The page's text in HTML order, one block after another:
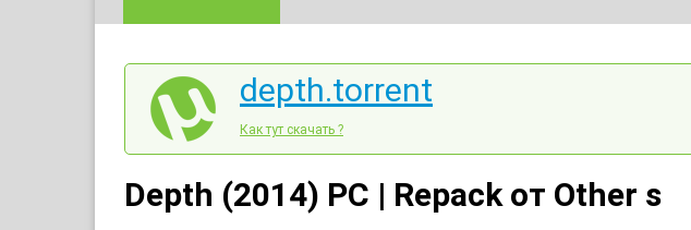
depth.torrent
Как тут скачать ?
Depth (2014) PC | Repack от Other s